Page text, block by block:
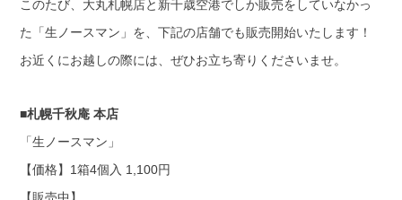
このたび、大丸札幌店と新千歳空港でしか販売をしていなかっ
た「生ノースマン」を、下記の店舗でも販売開始いたします！
お近くにお越しの際には、ぜひお立ち寄りくださいませ。
■札幌千秋庵 本店
「生ノースマン」
【価格】1箱4個入 1,100円
【販売中】